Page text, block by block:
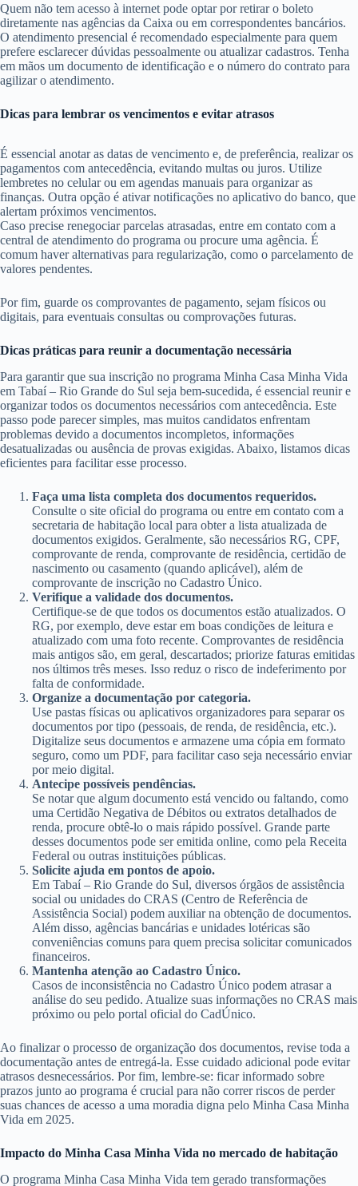
Quem não tem acesso à internet pode optar por retirar o boleto
diretamente nas agências da Caixa ou em correspondentes bancários.
O atendimento presencial é recomendado especialmente para quem
prefere esclarecer dúvidas pessoalmente ou atualizar cadastros. Tenha
em mãos um documento de identificação e o número do contrato para
agilizar o atendimento.
Dicas para lembrar os vencimentos e evitar atrasos
É essencial anotar as datas de vencimento e, de preferência, realizar os
pagamentos com antecedência, evitando multas ou juros. Utilize
lembretes no celular ou em agendas manuais para organizar as
finanças. Outra opção é ativar notificações no aplicativo do banco, que
alertam próximos vencimentos.
Caso precise renegociar parcelas atrasadas, entre em contato com a
central de atendimento do programa ou procure uma agência. É
comum haver alternativas para regularização, como o parcelamento de
valores pendentes.
Por fim, guarde os comprovantes de pagamento, sejam físicos ou
digitais, para eventuais consultas ou comprovações futuras.
Dicas práticas para reunir a documentação necessária
Para garantir que sua inscrição no programa Minha Casa Minha Vida
em Tabaí – Rio Grande do Sul seja bem-sucedida, é essencial reunir e
organizar todos os documentos necessários com antecedência. Este
passo pode parecer simples, mas muitos candidatos enfrentam
problemas devido a documentos incompletos, informações
desatualizadas ou ausência de provas exigidas. Abaixo, listamos dicas
eficientes para facilitar esse processo.
Faça uma lista completa dos documentos requeridos.
Consulte o site oficial do programa ou entre em contato com a
secretaria de habitação local para obter a lista atualizada de
documentos exigidos. Geralmente, são necessários RG, CPF,
comprovante de renda, comprovante de residência, certidão de
nascimento ou casamento (quando aplicável), além de
comprovante de inscrição no Cadastro Único.
Verifique a validade dos documentos.
Certifique-se de que todos os documentos estão atualizados. O
RG, por exemplo, deve estar em boas condições de leitura e
atualizado com uma foto recente. Comprovantes de residência
mais antigos são, em geral, descartados; priorize faturas emitidas
nos últimos três meses. Isso reduz o risco de indeferimento por
falta de conformidade.
Organize a documentação por categoria.
Use pastas físicas ou aplicativos organizadores para separar os
documentos por tipo (pessoais, de renda, de residência, etc.).
Digitalize seus documentos e armazene uma cópia em formato
seguro, como um PDF, para facilitar caso seja necessário enviar
por meio digital.
Antecipe possíveis pendências.
Se notar que algum documento está vencido ou faltando, como
uma Certidão Negativa de Débitos ou extratos detalhados de
renda, procure obtê-lo o mais rápido possível. Grande parte
desses documentos pode ser emitida online, como pela Receita
Federal ou outras instituições públicas.
Solicite ajuda em pontos de apoio.
Em Tabaí – Rio Grande do Sul, diversos órgãos de assistência
social ou unidades do CRAS (Centro de Referência de
Assistência Social) podem auxiliar na obtenção de documentos.
Além disso, agências bancárias e unidades lotéricas são
conveniências comuns para quem precisa solicitar comunicados
financeiros.
Mantenha atenção ao Cadastro Único.
Casos de inconsistência no Cadastro Único podem atrasar a
análise do seu pedido. Atualize suas informações no CRAS mais
próximo ou pelo portal oficial do CadÚnico.
Ao finalizar o processo de organização dos documentos, revise toda a
documentação antes de entregá-la. Esse cuidado adicional pode evitar
atrasos desnecessários. Por fim, lembre-se: ficar informado sobre
prazos junto ao programa é crucial para não correr riscos de perder
suas chances de acesso a uma moradia digna pelo Minha Casa Minha
Vida em 2025.
Impacto do Minha Casa Minha Vida no mercado de habitação
O programa Minha Casa Minha Vida tem gerado transformações